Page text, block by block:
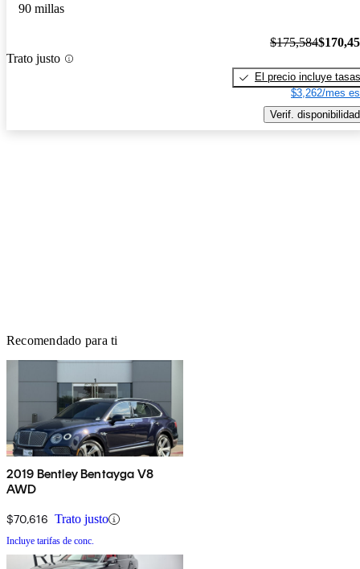
90 millas
Trato justo
$175,584
El precio incluye tasas
$3,262/mes
Verif. disponibilidad
Recomendado para ti
2019 Bentley Bentayga V8
AWD
$70,616 Trato justo
Incluye tarifas de conc.